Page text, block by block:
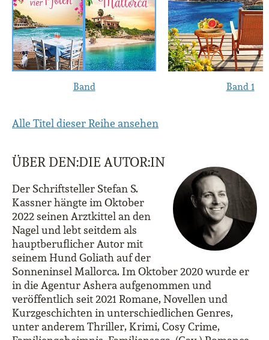
Band Band 1
Alle Titel dieser Reihe ansehen
ÜBER DEN:DIE AUTOR:IN
Der Schriftsteller Stefan S.
Kassner hängte im Oktober
2022 seinen Arztkittel an den
Nagel und lebt seitdem als
hauptberuflicher Autor mit
seinem Hund Goliath auf der
Sonneninsel Mallorca. Im Oktober 2020 wurde er
in die Agentur Ashera aufgenommen und
veröffentlich seit 2021 Romane, Novellen und
Kurzgeschichten in unterschiedlichen Genres,
unter anderem Thriller, Krimi, Cosy Crime,